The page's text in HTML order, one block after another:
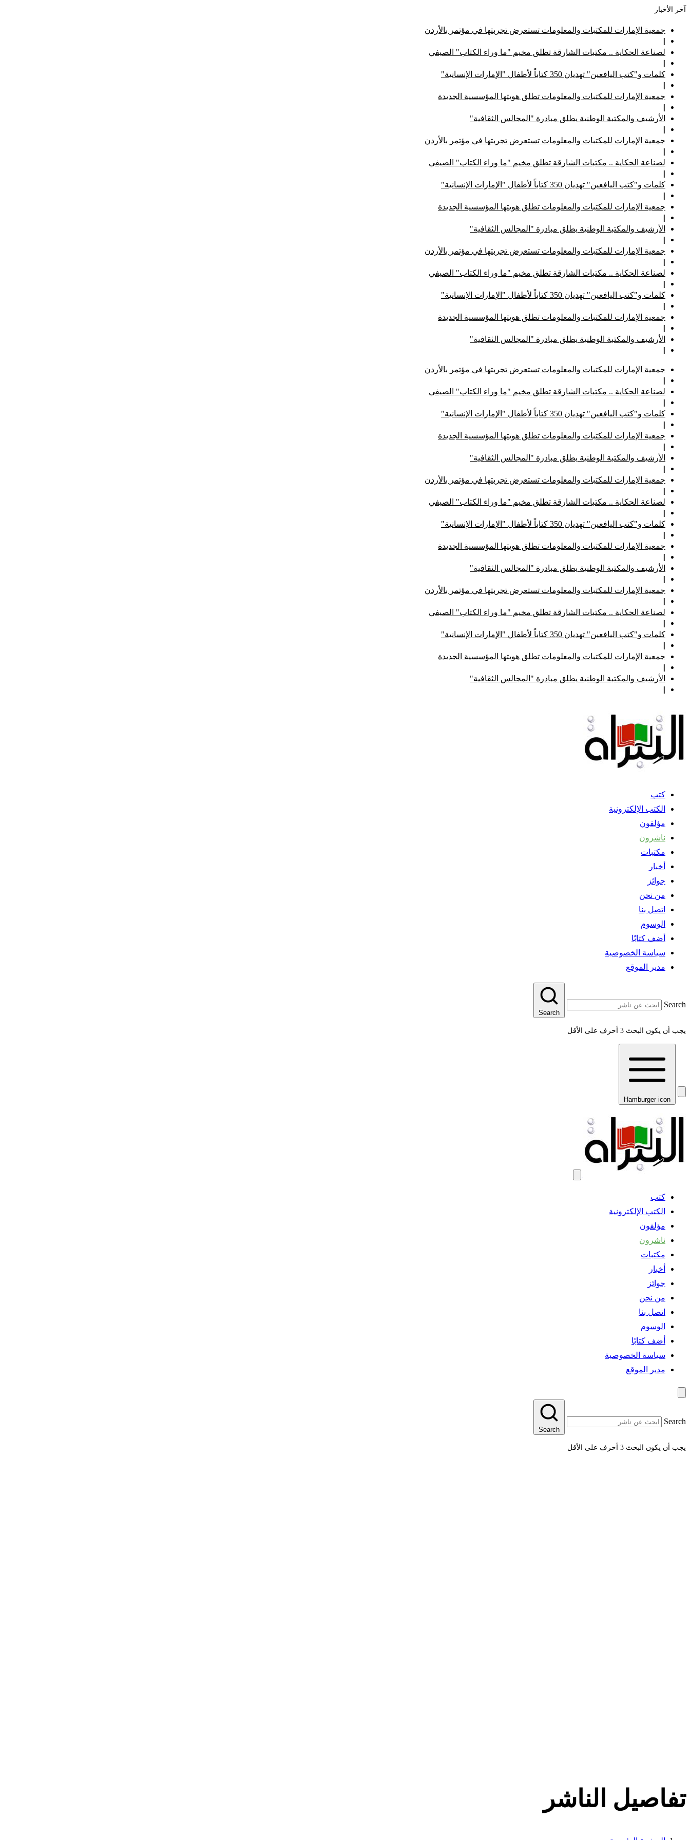
آخر الأخبار
جمعية الإمارات للمكتبات والمعلومات تستعرض تجربتها في مؤتمر بالأردن
||
لصناعة الحكاية .. مكتبات الشارقة تطلق مخيم "ما وراء الكتاب" الصيفي
||
كلمات و"كتب اليافعين" تهديان 350 كتاباً لأطفال "الإمارات الإنسانية"
||
جمعية الإمارات للمكتبات والمعلومات تطلق هويتها المؤسسية الجديدة
||
الأرشيف والمكتبة الوطنية يطلق مبادرة "المجالس الثقافية"
||
جمعية الإمارات للمكتبات والمعلومات تستعرض تجربتها في مؤتمر بالأردن
||
لصناعة الحكاية .. مكتبات الشارقة تطلق مخيم "ما وراء الكتاب" الصيفي
||
كلمات و"كتب اليافعين" تهديان 350 كتاباً لأطفال "الإمارات الإنسانية"
||
جمعية الإمارات للمكتبات والمعلومات تطلق هويتها المؤسسية الجديدة
||
الأرشيف والمكتبة الوطنية يطلق مبادرة "المجالس الثقافية"
||
جمعية الإمارات للمكتبات والمعلومات تستعرض تجربتها في مؤتمر بالأردن
||
لصناعة الحكاية .. مكتبات الشارقة تطلق مخيم "ما وراء الكتاب" الصيفي
||
كلمات و"كتب اليافعين" تهديان 350 كتاباً لأطفال "الإمارات الإنسانية"
||
جمعية الإمارات للمكتبات والمعلومات تطلق هويتها المؤسسية الجديدة
||
الأرشيف والمكتبة الوطنية يطلق مبادرة "المجالس الثقافية"
||
جمعية الإمارات للمكتبات والمعلومات تستعرض تجربتها في مؤتمر بالأردن
||
لصناعة الحكاية .. مكتبات الشارقة تطلق مخيم "ما وراء الكتاب" الصيفي
||
كلمات و"كتب اليافعين" تهديان 350 كتاباً لأطفال "الإمارات الإنسانية"
||
جمعية الإمارات للمكتبات والمعلومات تطلق هويتها المؤسسية الجديدة
||
الأرشيف والمكتبة الوطنية يطلق مبادرة "المجالس الثقافية"
||
جمعية الإمارات للمكتبات والمعلومات تستعرض تجربتها في مؤتمر بالأردن
||
لصناعة الحكاية .. مكتبات الشارقة تطلق مخيم "ما وراء الكتاب" الصيفي
||
كلمات و"كتب اليافعين" تهديان 350 كتاباً لأطفال "الإمارات الإنسانية"
||
جمعية الإمارات للمكتبات والمعلومات تطلق هويتها المؤسسية الجديدة
||
الأرشيف والمكتبة الوطنية يطلق مبادرة "المجالس الثقافية"
||
جمعية الإمارات للمكتبات والمعلومات تستعرض تجربتها في مؤتمر بالأردن
||
لصناعة الحكاية .. مكتبات الشارقة تطلق مخيم "ما وراء الكتاب" الصيفي
||
كلمات و"كتب اليافعين" تهديان 350 كتاباً لأطفال "الإمارات الإنسانية"
||
جمعية الإمارات للمكتبات والمعلومات تطلق هويتها المؤسسية الجديدة
||
الأرشيف والمكتبة الوطنية يطلق مبادرة "المجالس الثقافية"
||
كتب
الكتب الإلكترونية
مؤلفون
ناشرون
مكتبات
أخبار
جوائز
من نحن
اتصل بنا
الوسوم
أضف كتابًا
سياسة الخصوصية
مدير الموقع
Search
Search
يجب أن يكون البحث 3 أحرف على الأقل
Hamburger icon
كتب
الكتب الإلكترونية
مؤلفون
ناشرون
مكتبات
أخبار
جوائز
من نحن
اتصل بنا
الوسوم
أضف كتابًا
سياسة الخصوصية
مدير الموقع
Search
Search
يجب أن يكون البحث 3 أحرف على الأقل
تفاصيل الناشر